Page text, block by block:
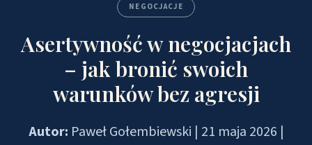
NEGOCJACJE
Asertywność w negocjacjach
– jak bronić swoich
warunków bez agresji
Autor: Paweł Gołembiewski | 21 maja 2026 |